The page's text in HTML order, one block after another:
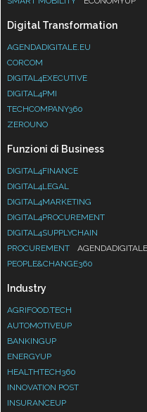
Digital Transformation
AGENDADIGITALE.EU
CORCOM
DIGITAL4EXECUTIVE
DIGITAL4PMI
TECHCOMPANY360
ZEROUNO
Funzioni di Business
DIGITAL4FINANCE
DIGITAL4LEGAL
DIGITAL4MARKETING
DIGITAL4PROCUREMENT
DIGITAL4SUPPLYCHAIN
PROCUREMENT
PEOPLE&CHANGE360
Industry
AGRIFOOD.TECH
AUTOMOTIVEUP
BANKINGUP
ENERGYUP
HEALTHTECH360
INNOVATION POST
INSURANCEUP